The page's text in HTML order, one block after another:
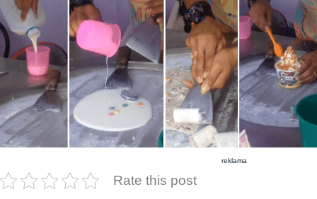
reklama
Rate this post